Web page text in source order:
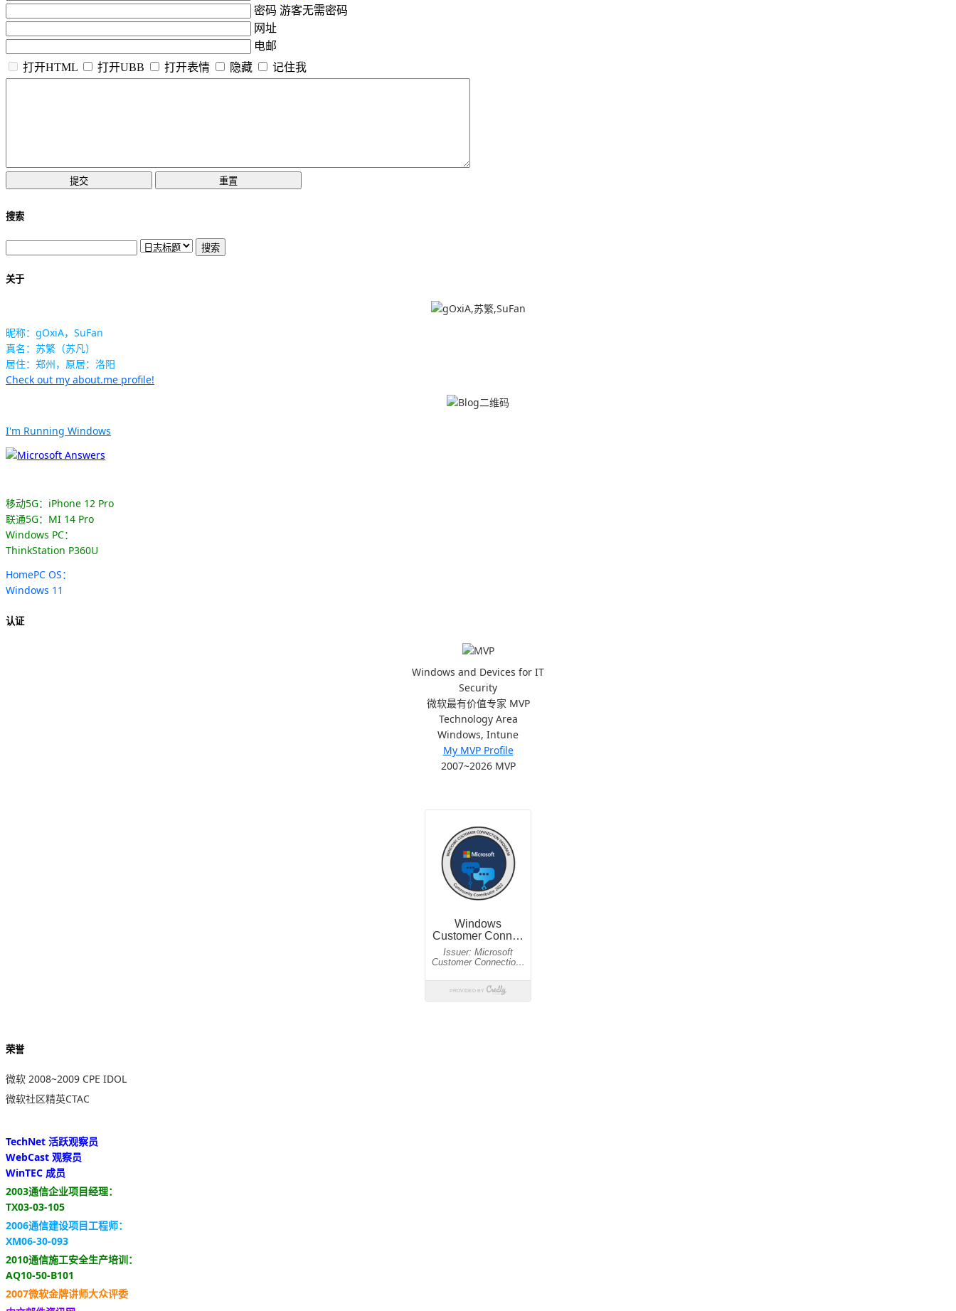
密码 游客无需密码
网址
电邮
打开HTML
打开UBB 打开表情 隐藏 记住我
搜索
关于
昵称：gOxiA，SuFan
真名：苏繁（苏凡）
居住：郑州，原居：洛阳
Check out my about.me profile!
I'm Running Windows
移动5G：iPhone 12 Pro
联通5G：MI 14 Pro
Windows PC：
ThinkStation P360U
HomePC OS：
Windows 11
认证
Windows and Devices for IT
Security
微软最有价值专家 MVP
Technology Area
Windows, Intune
My MVP Profile
2007~2026 MVP
荣誉
微软 2008~2009 CPE IDOL
微软社区精英CTAC
TechNet 活跃观察员
WebCast 观察员
WinTEC 成员
2003通信企业项目经理：
TX03-03-105
2006通信建设项目工程师：
XM06-30-093
2010通信施工安全生产培训：
AQ10-50-B101
2007微软金牌讲师大众评委